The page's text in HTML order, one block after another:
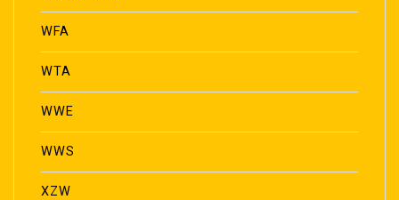
WFA
WTA
WWE
WWS
XZW